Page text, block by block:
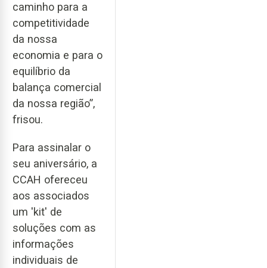
caminho para a
competitividade
da nossa
economia e para o
equilíbrio da
balança comercial
da nossa região”,
frisou.
Para assinalar o
seu aniversário, a
CCAH ofereceu
aos associados
um 'kit' de
soluções com as
informações
individuais de